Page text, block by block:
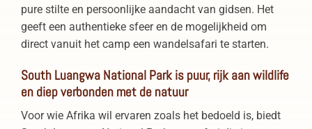
pure stilte en persoonlijke aandacht van gidsen. Het
geeft een authentieke sfeer en de mogelijkheid om
direct vanuit het camp een wandelsafari te starten.
South Luangwa National Park is puur, rijk aan wildlife
en diep verbonden met de natuur
Voor wie Afrika wil ervaren zoals het bedoeld is, biedt